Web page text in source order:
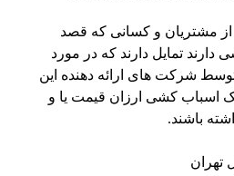
از مشتریان و کسانی که قصد
دارند تمایل دارند که در مورد
شرکت های ارائه دهنده این
یک اسباب کشی ارزان قیمت یا و
باشند.